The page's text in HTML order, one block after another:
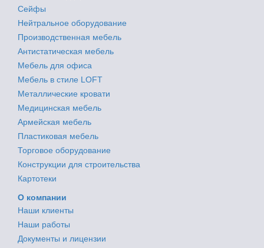
Сейфы
Нейтральное оборудование
Производственная мебель
Антистатическая мебель
Мебель для офиса
Мебель в стиле LOFT
Металлические кровати
Медицинская мебель
Армейская мебель
Пластиковая мебель
Торговое оборудование
Конструкции для строительства
Картотеки
О компании
Наши клиенты
Наши работы
Документы и лицензии